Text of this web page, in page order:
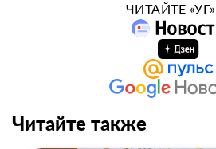
ЧИТАЙТЕ
Читайте также